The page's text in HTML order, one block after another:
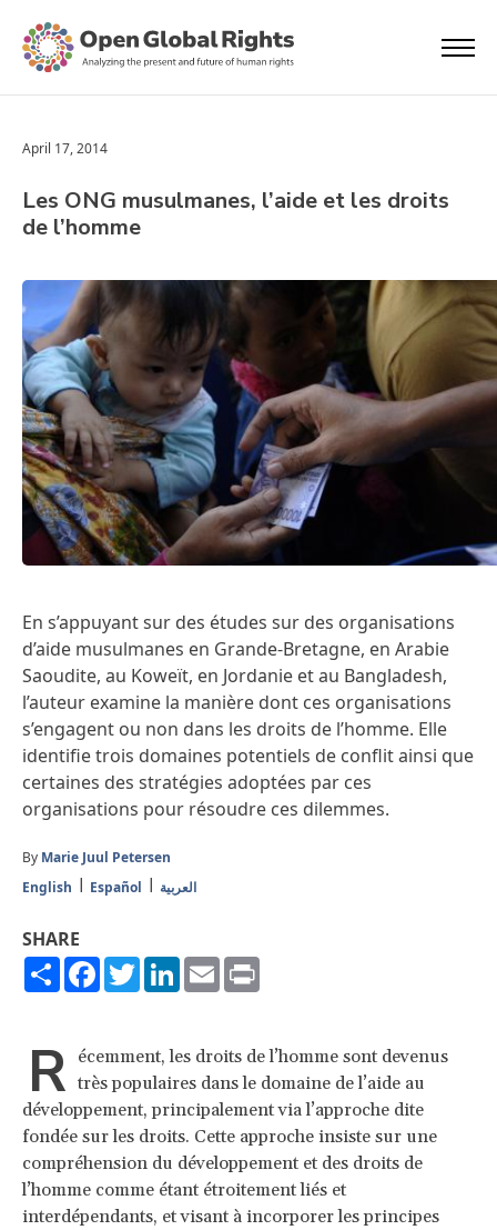
April 17, 2014
Les ONG musulmanes, l’aide et les droits
de l’homme
En s’appuyant sur des études sur des organisations
d’aide musulmanes en Grande-Bretagne, en Arabie
Saoudite, au Koweït, en Jordanie et au Bangladesh,
l’auteur examine la manière dont ces organisations
s’engagent ou non dans les droits de l’homme. Elle
identifie trois domaines potentiels de conflit ainsi que
certaines des stratégies adoptées par ces
organisations pour résoudre ces dilemmes.
By Marie Juul Petersen
English
Español العربية
SHARE
ShareFacebook
TwitterLinkedIn
Email
R écemment, les droits de l’homme sont devenus
très populaires dans le domaine de l’aide au
développement, principalement via l’approche dite
fondée sur les droits. Cette approche insiste sur une
compréhension du développement et des droits de
l’homme comme étant étroitement liés et
interdépendants, et visant à incorporer les principes